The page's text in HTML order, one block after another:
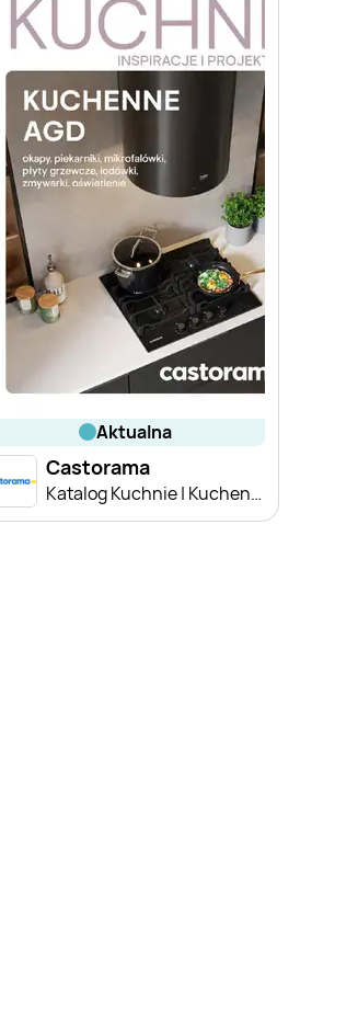
aktualna
Castorama
Katalog Kuchnie | Kuchenne AGD